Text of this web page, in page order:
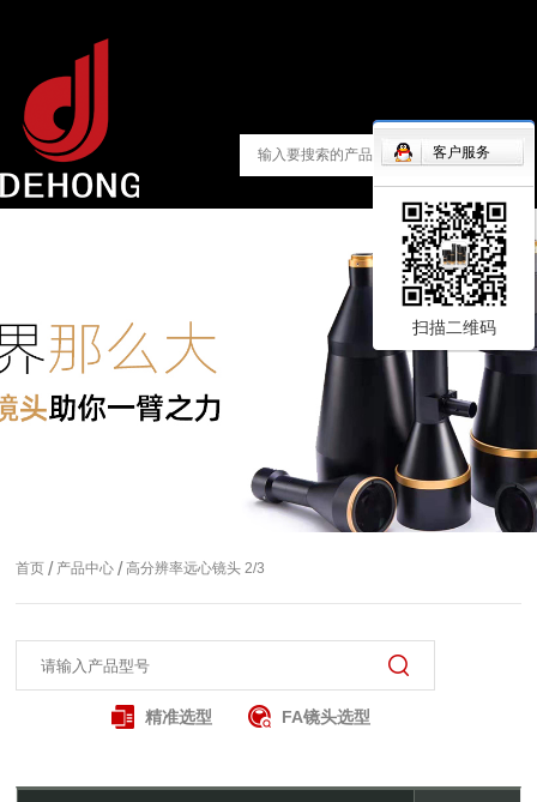
首页 / 产品中心 / 高分辨率远心镜头 2/3
精准选型 FA镜头选型
客户服务
扫描二维码